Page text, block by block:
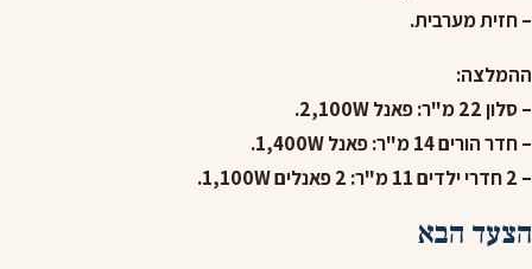
– חזית מערבית.
ההמלצה:
– סלון 22 מ"ר: פאנל 2,100W.
– חדר הורים 14 מ"ר: פאנל 1,400W.
– 2 חדרי ילדים 11 מ"ר: 2 פאנלים 1,100W.
הצעד הבא